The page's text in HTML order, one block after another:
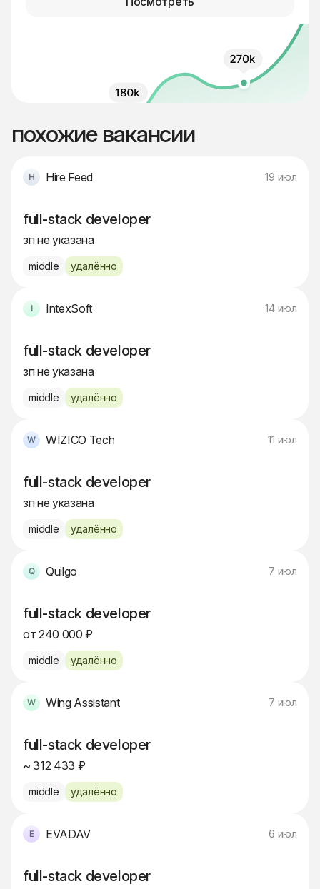
похожие вакансии
Hire Feed 19 июл
full-stack developer
зп не указана
middle удалённо
IntexSoft 14 июл
full-stack developer
зп не указана
middle удалённо
WIZICO Tech 11 июл
full-stack developer
зп не указана
middle удалённо
Quilgo 7 июл
full-stack developer
от 240 000 ₽
middle удалённо
Wing Assistant 7 июл
full-stack developer
~ 312 433 ₽
middle удалённо
EVADAV 6 июл
full-stack developer